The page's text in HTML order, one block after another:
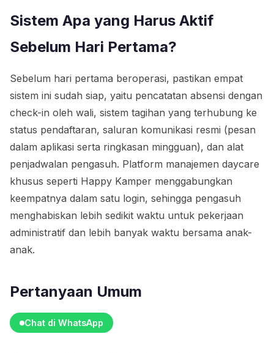
Sistem Apa yang Harus Aktif
Sebelum Hari Pertama?
Sebelum hari pertama beroperasi, pastikan empat
sistem ini sudah siap, yaitu pencatatan absensi dengan
check-in oleh wali, sistem tagihan yang terhubung ke
status pendaftaran, saluran komunikasi resmi (pesan
dalam aplikasi serta ringkasan mingguan), dan alat
penjadwalan pengasuh. Platform manajemen daycare
khusus seperti Happy Kamper menggabungkan
keempatnya dalam satu login, sehingga pengasuh
menghabiskan lebih sedikit waktu untuk pekerjaan
administratif dan lebih banyak waktu bersama anak-
anak.
Pertanyaan Umum
Chat di WhatsApp